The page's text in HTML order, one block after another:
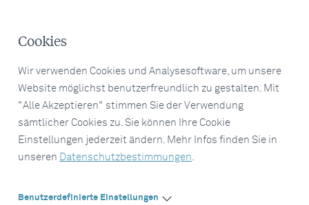
Cookies
Wir verwenden Cookies und Analysesoftware, um unsere
Website möglichst benutzerfreundlich zu gestalten. Mit
"Alle Akzeptieren" stimmen Sie der Verwendung
sämtlicher Cookies zu. Sie können Ihre Cookie
Einstellungen jederzeit ändern. Mehr Infos finden Sie in
unseren Datenschutzbestimmungen.
Benutzerdefinierte Einstellungen